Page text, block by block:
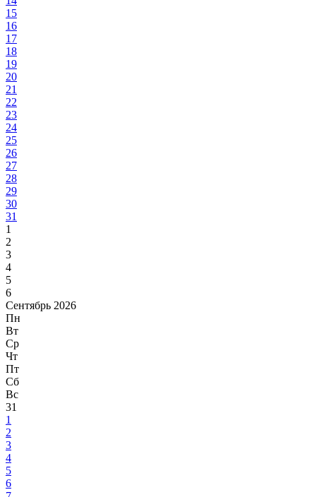
15
16
17
18
19
20
21
22
23
24
25
26
27
28
29
30
31
1
2
3
4
5
6
Сентябрь 2026
Пн
Вт
Ср
Чт
Пт
Сб
Вс
31
1
2
3
4
5
6